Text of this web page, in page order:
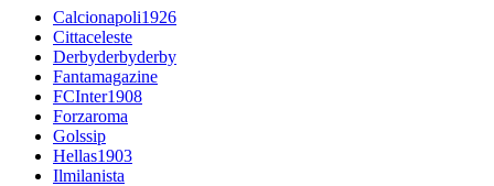
Calcionapoli1926
Cittaceleste
Derbyderbyderby
Fantamagazine
FCInter1908
Forzaroma
Golssip
Hellas1903
Ilmilanista